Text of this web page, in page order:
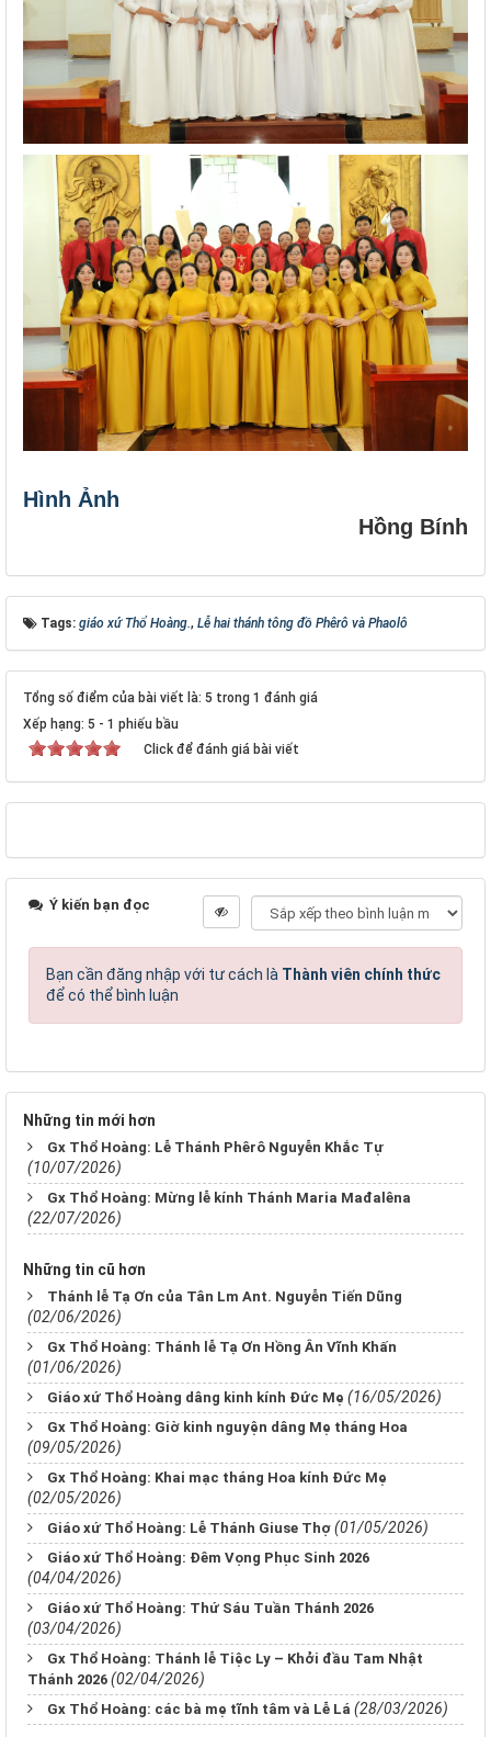
Hình Ảnh
Hồng Bính
Tags: giáo xứ Thổ Hoàng., Lễ hai thánh tông đồ Phêrô và Phaolô
Tổng số điểm của bài viết là: 5 trong 1 đánh giá
Xếp hạng: 5 - 1 phiếu bầu
Click để đánh giá bài viết
Ý kiến bạn đọc
Bạn cần đăng nhập với tư cách là Thành viên chính thức
để có thể bình luận
Những tin mới hơn
Gx Thổ Hoàng: Lễ Thánh Phêrô Nguyễn Khắc Tự
(10/07/2026)
Gx Thổ Hoàng: Mừng lễ kính Thánh Maria Mađalêna
(22/07/2026)
Những tin cũ hơn
Thánh lễ Tạ Ơn của Tân Lm Ant. Nguyễn Tiến Dũng
(02/06/2026)
Gx Thổ Hoàng: Thánh lễ Tạ Ơn Hồng Ân Vĩnh Khấn
(01/06/2026)
Giáo xứ Thổ Hoàng dâng kinh kính Đức Mẹ (16/05/2026)
Gx Thổ Hoàng: Giờ kinh nguyện dâng Mẹ tháng Hoa
(09/05/2026)
Gx Thổ Hoàng: Khai mạc tháng Hoa kính Đức Mẹ
(02/05/2026)
Giáo xứ Thổ Hoàng: Lễ Thánh Giuse Thợ (01/05/2026)
Giáo xứ Thổ Hoàng: Đêm Vọng Phục Sinh 2026
(04/04/2026)
Giáo xứ Thổ Hoàng: Thứ Sáu Tuần Thánh 2026
(03/04/2026)
Gx Thổ Hoàng: Thánh lễ Tiệc Ly – Khởi đầu Tam Nhật
Thánh 2026 (02/04/2026)
Gx Thổ Hoàng: các bà mẹ tĩnh tâm và Lễ Lá (28/03/2026)